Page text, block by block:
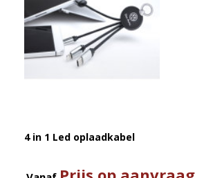
4 in 1 Led oplaadkabel